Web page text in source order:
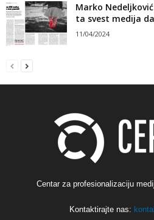
Marko
ta svest medija
11/04/2024
Centar za profesionalizaciju
Kontaktirajte nas: